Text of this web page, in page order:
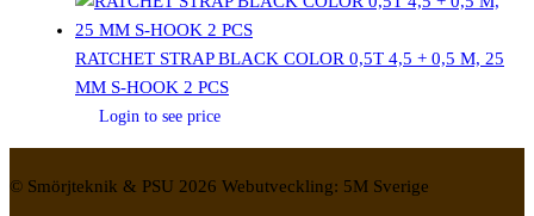
RATCHET STRAP BLACK COLOR 0,5T 4,5 + 0,5 M, 25
MM S-HOOK 2 PCS
Login to see price
© Smörjteknik & PSU 2026 Webutveckling: 5M Sverige